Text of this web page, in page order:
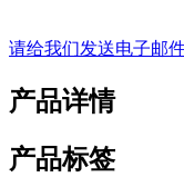
请给我们发送电子邮
产品详情
产品标签